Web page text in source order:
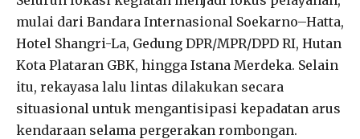
mulai dari Bandara Internasional Soekarno–Hatta,
Hotel Shangri-La, Gedung DPR/MPR/DPD RI, Hutan
Kota Plataran GBK, hingga Istana Merdeka. Selain
itu, rekayasa lalu lintas dilakukan secara
situasional untuk mengantisipasi kepadatan arus
kendaraan selama pergerakan rombongan.